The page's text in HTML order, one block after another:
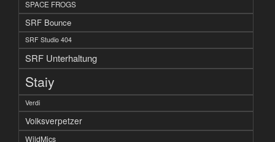
SPACE FROGS
SRF Bounce
SRF Studio 404
SRF Unterhaltung
Staiy
Verdi
Volksverpetzer
WildMics